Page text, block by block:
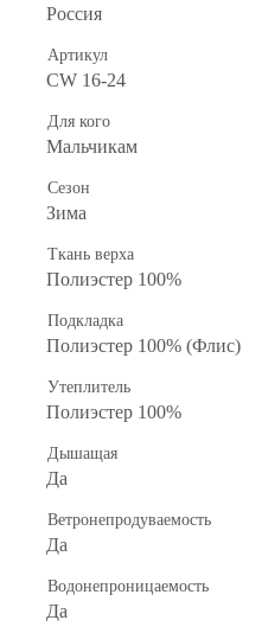
Россия
Артикул
CW 16-24
Для кого
Мальчикам
Сезон
Зима
Ткань верха
Полиэстер 100%
Подкладка
Полиэстер 100% (Флис)
Утеплитель
Полиэстер 100%
Дышащая
Да
Ветронепродуваемость
Да
Водонепроницаемость
Да